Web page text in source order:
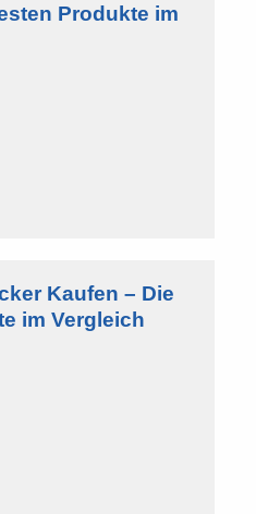
Produkte im
Kaufen – Die
im Vergleich